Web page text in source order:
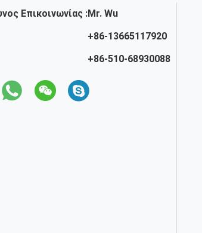
Επικοινωνίας :Mr. Wu
+86-13665117920
+86-510-68930088